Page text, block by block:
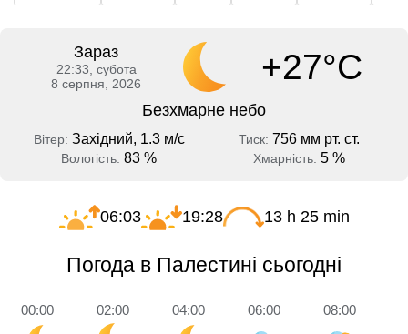
Зараз
22:33, субота
8 серпня, 2026
+27°C
Безхмарне небо
Вітер: Західний, 1.3 м/с Тиск: 756 мм рт. ст.
Вологість: 83 % Хмарність: 5 %
06:03 19:28 13 h 25 min
Погода в Палестині сьогодні
00:00 02:00 04:00 06:00 08:00